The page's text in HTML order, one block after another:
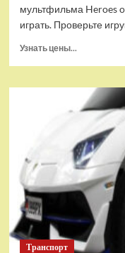
мультфильма Heroes
играть. Проверьте
Узнать цены...
Тянущаяся
игрушка
Гуджитсу
и
Гигабивень
Водная
Атака
Транспорт